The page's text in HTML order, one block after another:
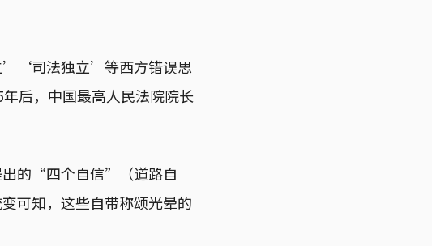
’‘司法独立’等西方错误思
后，中国最高人民法院院长
的“四个自信”（道路自
可知，这些自带称颂光晕的